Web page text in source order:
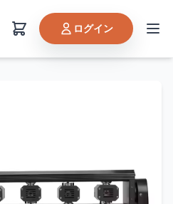
ログイン